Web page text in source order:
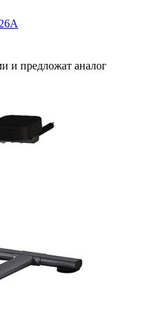
и предложат аналог